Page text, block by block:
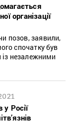
організації
позов, заявили,
спочатку був
незалежними
у Росії